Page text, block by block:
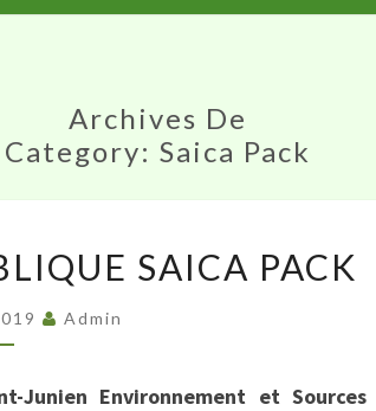
Archives De
Category: Saica Pack
SAICA PACK
Admin
Junien Environnement et